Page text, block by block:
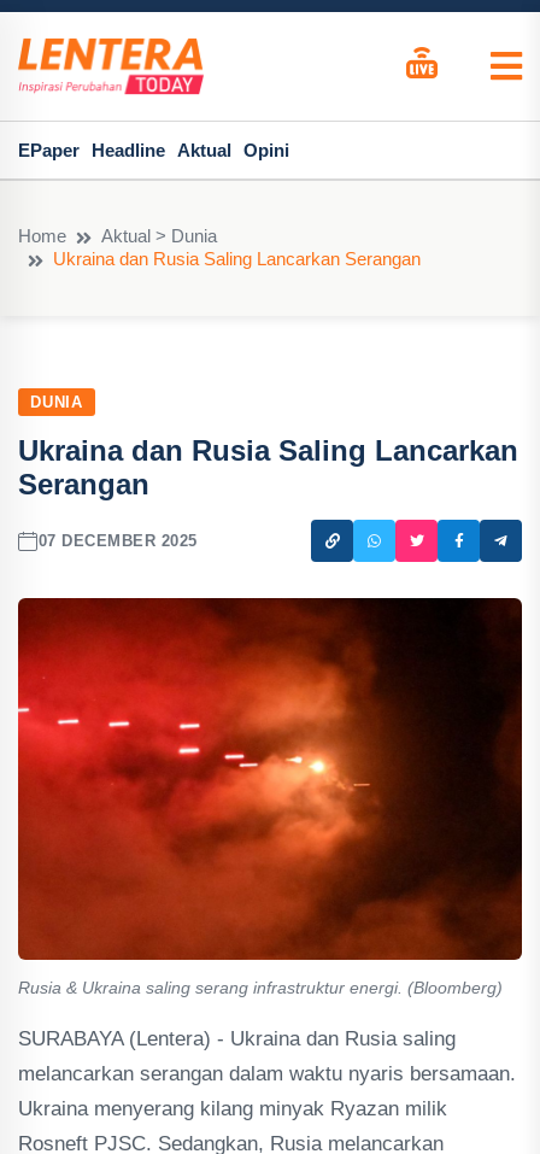
EPaper Headline Aktual Opini
Home
Aktual > Dunia
Ukraina dan Rusia Saling Lancarkan Serangan
DUNIA
Ukraina dan Rusia Saling Lancarkan
Serangan
07 DECEMBER 2025
Rusia & Ukraina saling serang infrastruktur energi. (Bloomberg)
SURABAYA (Lentera) - Ukraina dan Rusia saling
melancarkan serangan dalam waktu nyaris bersamaan.
Ukraina menyerang kilang minyak Ryazan milik
Rosneft PJSC. Sedangkan, Rusia melancarkan